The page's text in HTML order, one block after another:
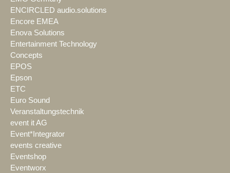
ENCIRCLED audio.solutions
Encore EMEA
Enova Solutions
Entertainment Technology
Concepts
EPOS
Epson
ETC
Euro Sound
Veranstaltungstechnik
event it AG
Event*Integrator
events creative
Eventshop
Eventworx